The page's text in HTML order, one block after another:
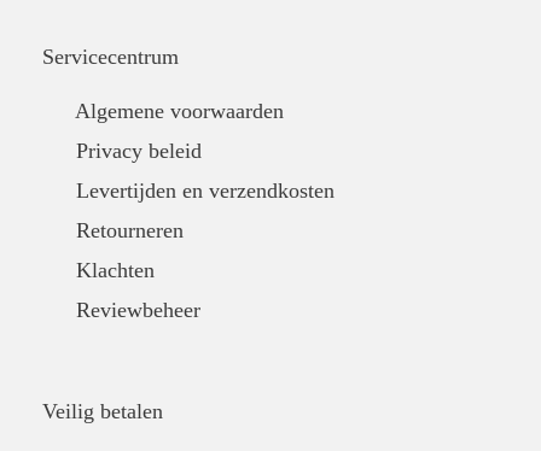
Servicecentrum
Algemene voorwaarden
Privacy beleid
Levertijden en verzendkosten
Retourneren
Klachten
Reviewbeheer
Veilig betalen